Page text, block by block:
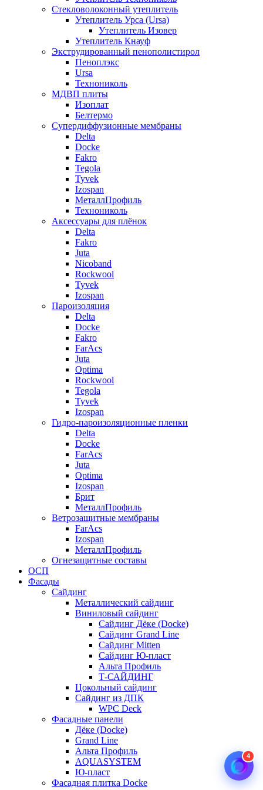
Стекловолоконный утеплитель
Утеплитель Урса (Ursa)
Утеплитель Изовер
Утеплитель Кнауф
Экструдированный пенополистирол
Пеноплэкс
Ursa
Технониколь
МДВП плиты
Изоплат
Белтермо
Супердиффузионные мембраны
Delta
Docke
Fakro
Tegola
Tyvek
Izospan
МеталлПрофиль
Технониколь
Аксессуары для плёнок
Delta
Fakro
Juta
Nicoband
Rockwool
Tyvek
Izospan
Пароизоляция
Delta
Docke
Fakro
FarAcs
Juta
Optima
Rockwool
Tegola
Tyvek
Izospan
Гидро-пароизоляционные пленки
Delta
Docke
FarAcs
Juta
Optima
Izospan
Брит
МеталлПрофиль
Ветрозащитные мембраны
FarAcs
Izospan
МеталлПрофиль
Огнезащитные составы
ОСП
Фасады
Сайдинг
Металлический сайдинг
Виниловый сайдинг
Сайдинг Дёке (Docke)
Сайдинг Grand Line
Сайдинг Mitten
Сайдинг Ю-пласт
Альта Профиль
Т-САЙДИНГ
Цокольный сайдинг
Сайдинг из ДПК
WPC Deck
Фасадные панели
Дёке (Docke)
Grand Line
Альта Профиль
AQUASYSTEM
Ю-пласт
Фасадная плитка Docke
4